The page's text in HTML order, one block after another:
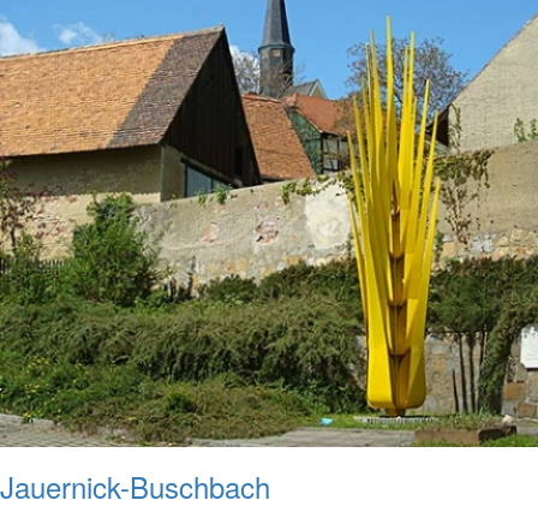
Jauernick-Buschbach